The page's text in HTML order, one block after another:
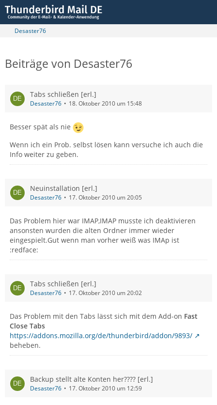
Desaster76
Beiträge von Desaster76
Tabs schließen [erl.]
Desaster76 18. Oktober 2010 um 15:48
Besser spät als nie
Wenn ich ein Prob. selbst lösen kann versuche ich auch die
Info weiter zu geben.
Neuinstallation [erl.]
Desaster76 17. Oktober 2010 um 20:05
Das Problem hier war IMAP,IMAP musste ich deaktivieren
ansonsten wurden die alten Ordner immer wieder
eingespielt.Gut wenn man vorher weiß was IMAp ist
:redface:
Tabs schließen [erl.]
Desaster76 17. Oktober 2010 um 20:02
Das Problem mit den Tabs lässt sich mit dem Add-on Fast
Close Tabs
https://addons.mozilla.org/de/thunderbird/addon/9893/
beheben.
Backup stellt alte Konten her???? [erl.]
Desaster76 17. Oktober 2010 um 12:59